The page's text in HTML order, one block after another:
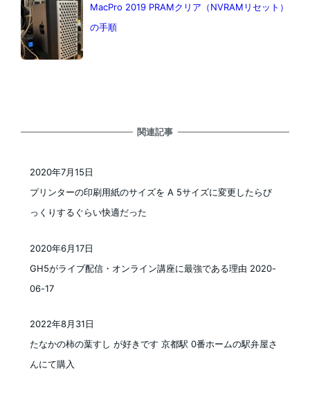
MacPro 2019 PRAMクリア（NVRAMリセット）
の手順
関連記事
プリンターの印刷用紙のサイズを A 5サイズに変更したらび
っくりするぐらい快適だった
2020年7月15日
GH5がライブ配信・オンライン講座に最強である理由 2020-
06-17
2020年6月17日
たなかの柿の葉すし が好きです 京都駅 0番ホームの駅弁屋さ
んにて購入
2022年8月31日